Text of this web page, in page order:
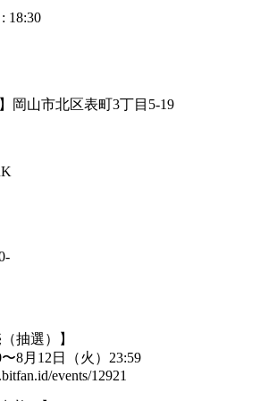
18:30
岡山市北区表町3丁目5-19
抽選）】
8月12日（火）23:59
events/12921